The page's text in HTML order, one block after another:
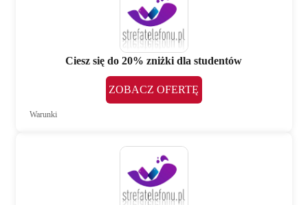
Ciesz się do 20% zniżki dla studentów
ZOBACZ OFERTĘ
Warunki